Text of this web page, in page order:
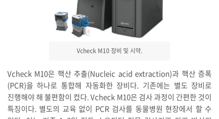
Vcheck M10 장비 및 시약.
Vcheck M10은 핵산 추출(Nucleic acid extraction)과 핵산 증폭
(PCR)을 하나로 통합해 자동화한 장비다. 기존에는 별도 장비로
진행해야 해 불편함이 컸다. Vcheck M10은 검사 과정이 간편한 것이
특징이다. 별도의 교육 없이 PCR 검사를 동물병원 현장에서 할 수